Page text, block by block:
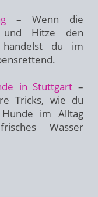
– Wenn die
und Hitze den
du im
in Stuttgart –
Tricks, wie du
im Alltag
Wasser